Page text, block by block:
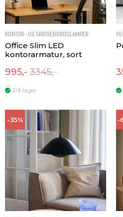
KONTOR- OG SKRIVEBORDSLAMPER
Office Slim LED
kontorarmatur, sort
995,- 3345,-
På lager
-35% -